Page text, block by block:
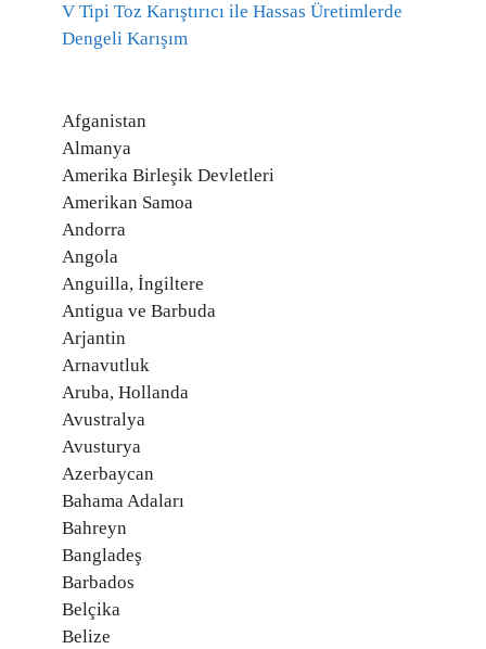
V Tipi Toz Karıştırıcı ile Hassas Üretimlerde
Dengeli Karışım
Afganistan
Almanya
Amerika Birleşik Devletleri
Amerikan Samoa
Andorra
Angola
Anguilla, İngiltere
Antigua ve Barbuda
Arjantin
Arnavutluk
Aruba, Hollanda
Avustralya
Avusturya
Azerbaycan
Bahama Adaları
Bahreyn
Bangladeş
Barbados
Belçika
Belize